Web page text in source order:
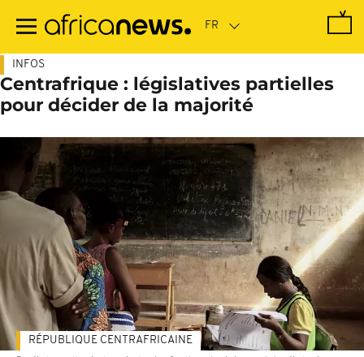
contenu
INFOS
Centrafrique : législatives partielles
pour décider de la majorité
RÉPUBLIQUE CENTRAFRICAINE